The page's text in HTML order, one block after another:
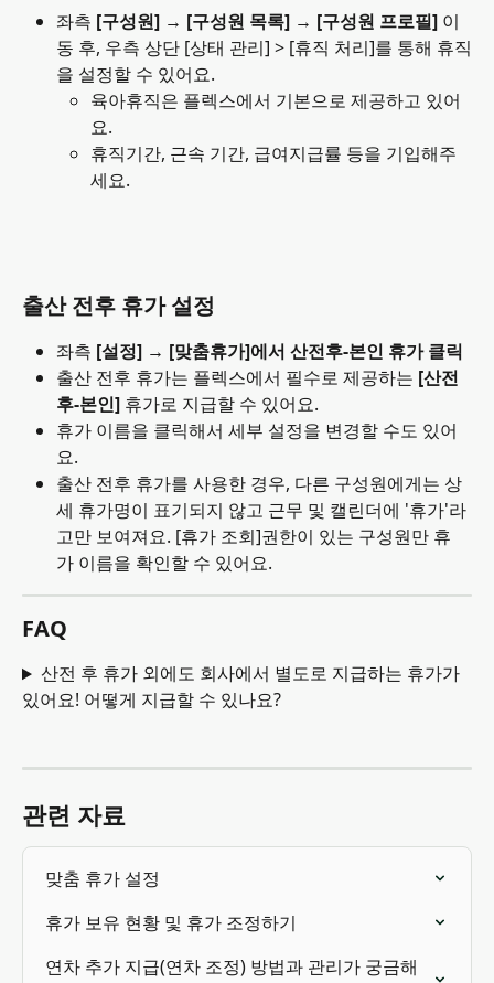
좌측 [구성원] → [구성원 목록] → [구성원 프로필] 이
동 후, 우측 상단 [상태 관리] > [휴직 처리]를 통해 휴직
을 설정할 수 있어요.
육아휴직은 플렉스에서 기본으로 제공하고 있어
요.
휴직기간, 근속 기간, 급여지급률 등을 기입해주
세요.
출산 전후 휴가 설정
좌측 [설정] → [맞춤휴가]에서 산전후-본인 휴가 클릭
출산 전후 휴가는 플렉스에서 필수로 제공하는 [산전
후-본인] 휴가로 지급할 수 있어요.
휴가 이름을 클릭해서 세부 설정을 변경할 수도 있어
요.
출산 전후 휴가를 사용한 경우, 다른 구성원에게는 상
세 휴가명이 표기되지 않고 근무 및 캘린더에 '휴가'라
고만 보여져요. [휴가 조회]권한이 있는 구성원만 휴
가 이름을 확인할 수 있어요.
FAQ
산전 후 휴가 외에도 회사에서 별도로 지급하는 휴가가
있어요! 어떻게 지급할 수 있나요?
관련 자료
맞춤 휴가 설정
휴가 보유 현황 및 휴가 조정하기
연차 추가 지급(연차 조정) 방법과 관리가 궁금해